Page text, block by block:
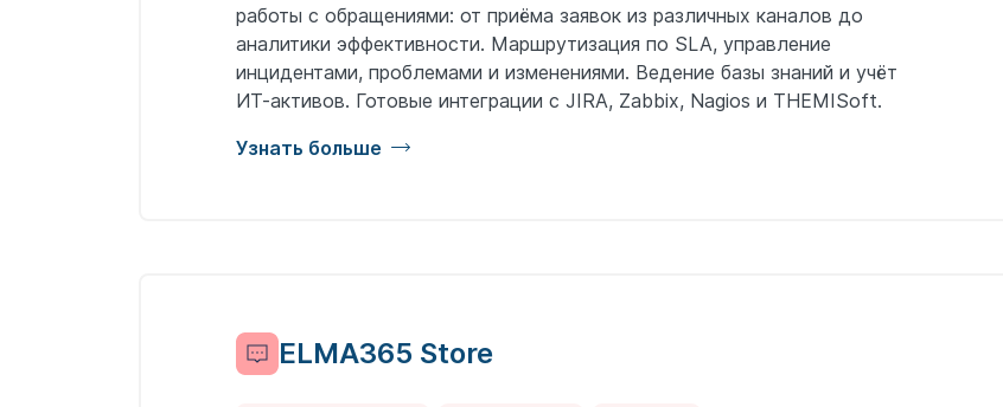
работы с обращениями: от приёма заявок из различных каналов до
аналитики эффективности. Маршрутизация по SLA, управление
инцидентами, проблемами и изменениями. Ведение базы знаний и учёт
ИТ-активов. Готовые интеграции с JIRA, Zabbix, Nagios и THEMISoft.
Узнать больше
ELMA365 Store